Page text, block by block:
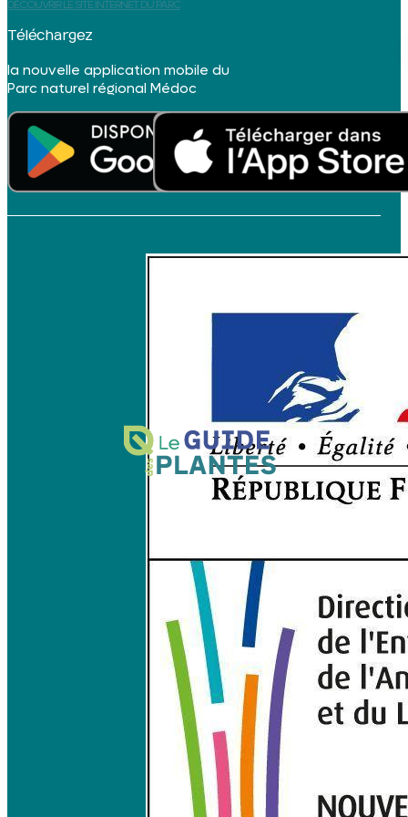
DÉCOUVRIR LE SITE INTERNET DU PARC
Téléchargez
la nouvelle application mobile du
Parc naturel régional Médoc